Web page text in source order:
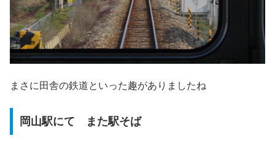
まさに田舎の鉄道といった趣がありましたね
岡山駅にて また駅そば